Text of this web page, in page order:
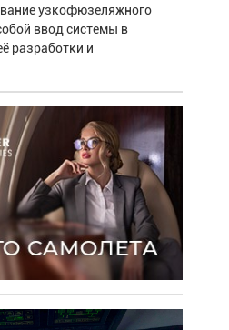
узкофюзеляжного
ввод системы в
разработки и